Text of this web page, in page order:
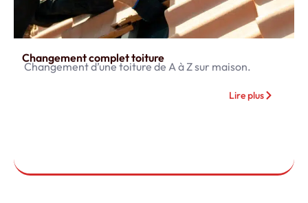
Changement complet toiture
Changement d’une toiture de A à Z sur maison.
Lire plus